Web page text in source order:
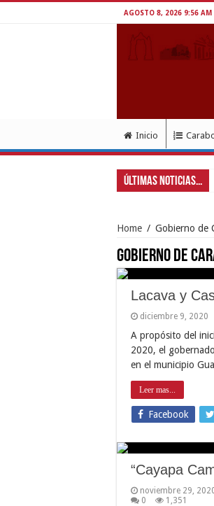
AGOSTO 8, 2026 9:56 AM
Inicio
Últimas Noticias...
Home / Gobierno de
Gobierno de
Lacava y
diciembre 9, 2020
A propósito del
2020, el
en el municipio
Leer mas...
Facebook
“Cayapa
noviembre 29,
0
1,351